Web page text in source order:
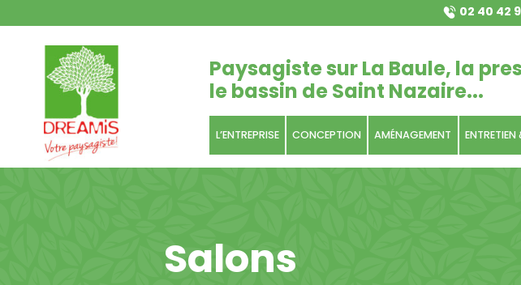
02 40 42
Paysagiste sur La Baule, la
le bassin de Saint Nazaire...
L’ENTREPRISE CONCEPTION AMÉNAGEMENT
Salons